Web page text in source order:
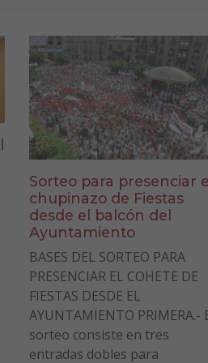
Sorteo para presenciar
chupinazo de Fiestas
desde el balcón del
Ayuntamiento
BASES DEL SORTEO PARA
PRESENCIAR EL COHETE DE
FIESTAS DESDE EL
AYUNTAMIENTO PRIMERA.-
sorteo consiste en tres
entradas dobles para